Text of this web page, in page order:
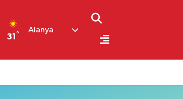
31 °
Alanya